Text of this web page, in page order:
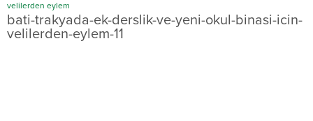
velilerden eylem
bati-trakyada-ek-derslik-ve-yeni-okul-binasi-icin-
velilerden-eylem-11